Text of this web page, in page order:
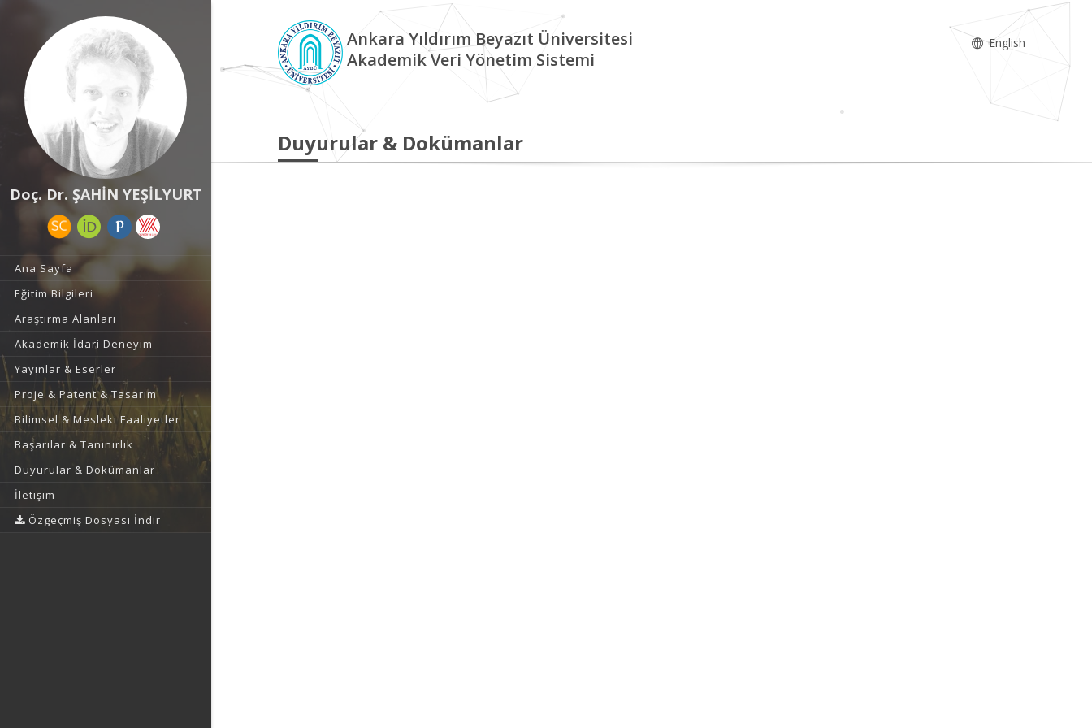
Doç. Dr. ŞAHİN YEŞİLYURT
Ana Sayfa
Eğitim Bilgileri
Araştırma Alanları
Akademik İdari Deneyim
Yayınlar & Eserler
Proje & Patent & Tasarım
Bilimsel & Mesleki Faaliyetler
Başarılar & Tanınırlık
Duyurular & Dokümanlar
İletişim
Özgeçmiş Dosyası İndir
Ankara Yıldırım Beyazıt Üniversitesi
Akademik Veri Yönetim Sistemi
English
Duyurular & Dokümanlar